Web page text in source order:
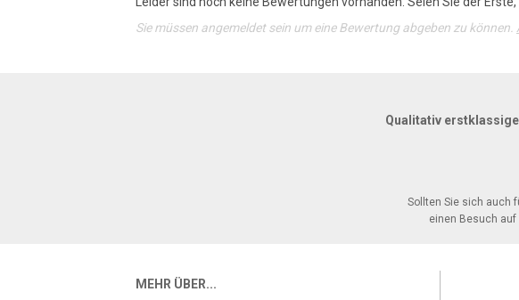
Sie müssen angemeldet sein um eine Bewertung abgeben zu können.
Qualitativ
Sollten Sie sich auch
einen Besuch
MEHR ÜBER...